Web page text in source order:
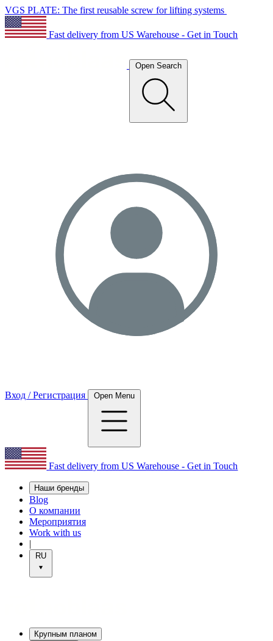
VGS PLATE: The first reusable screw for lifting systems
Fast delivery from US Warehouse - Get in Touch
Open Search
Вход / Регистрация Open Menu
Fast delivery from US Warehouse - Get in Touch
Наши бренды
Blog
О компании
Мероприятия
Work with us
|
RU
Крупным планом